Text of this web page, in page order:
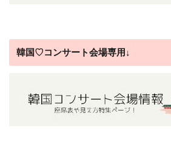
韓国♡コンサート会場専用↓